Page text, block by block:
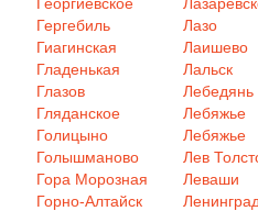
Гергебиль
Гиагинская
Гладенькая
Глазов
Гляданское
Голицыно
Голышманово
Гора Морозная
Горно-Алтайск
Лазо
Лаишево
Лальск
Лебедянь
Лебяжье
Лебяжье
Лев
Леваши